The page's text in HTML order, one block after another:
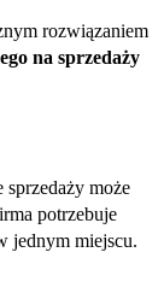
rozwiązaniem
na sprzedaży
sprzedaży może
potrzebuje
jednym miejscu.